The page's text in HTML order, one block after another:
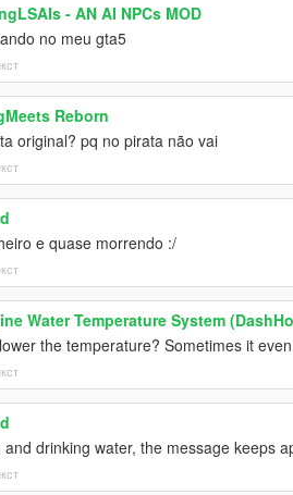
- AN AI NPCs MOD
no meu gta5
Reborn
original? pq no pirata não vai
e quase morrendo :/
Water Temperature System
the temperature? Sometimes it
drinking water, the message keeps